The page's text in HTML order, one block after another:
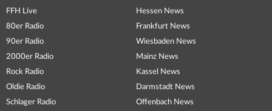
FFH Live
80er Radio
90er Radio
2000er Radio
Rock Radio
Oldie Radio
Schlager Radio
Hessen News
Frankfurt News
Wiesbaden News
Mainz News
Kassel News
Darmstadt News
Offenbach News